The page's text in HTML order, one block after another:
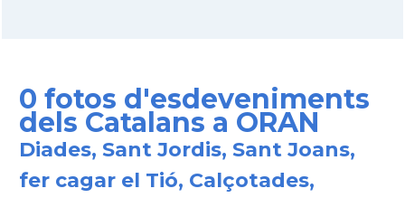
0 fotos d'esdeveniments
dels Catalans a ORAN
Diades, Sant Jordis, Sant Joans,
fer cagar el Tió, Calçotades,